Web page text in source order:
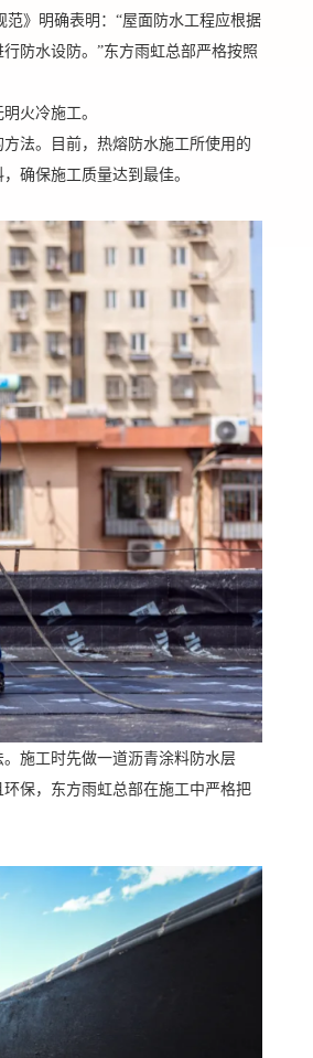
范》明确表明：“屋面防水工程应根据
防水设防。”东方雨虹总部严格按照
火冷施工。
法。目前，热熔防水施工所使用的
确保施工质量达到最佳。
施工时先做一道沥青涂料防水层
保，东方雨虹总部在施工中严格把